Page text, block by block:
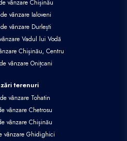
vânzare Chișinău
vânzare Ialoveni
vânzare Durlești
Vadul lui Vodă
Chișinău, Centru
vânzare Onițcani
terenuri
vânzare Tohatin
vânzare Chetrosu
vânzare Chișinău
vânzare Ghidighici